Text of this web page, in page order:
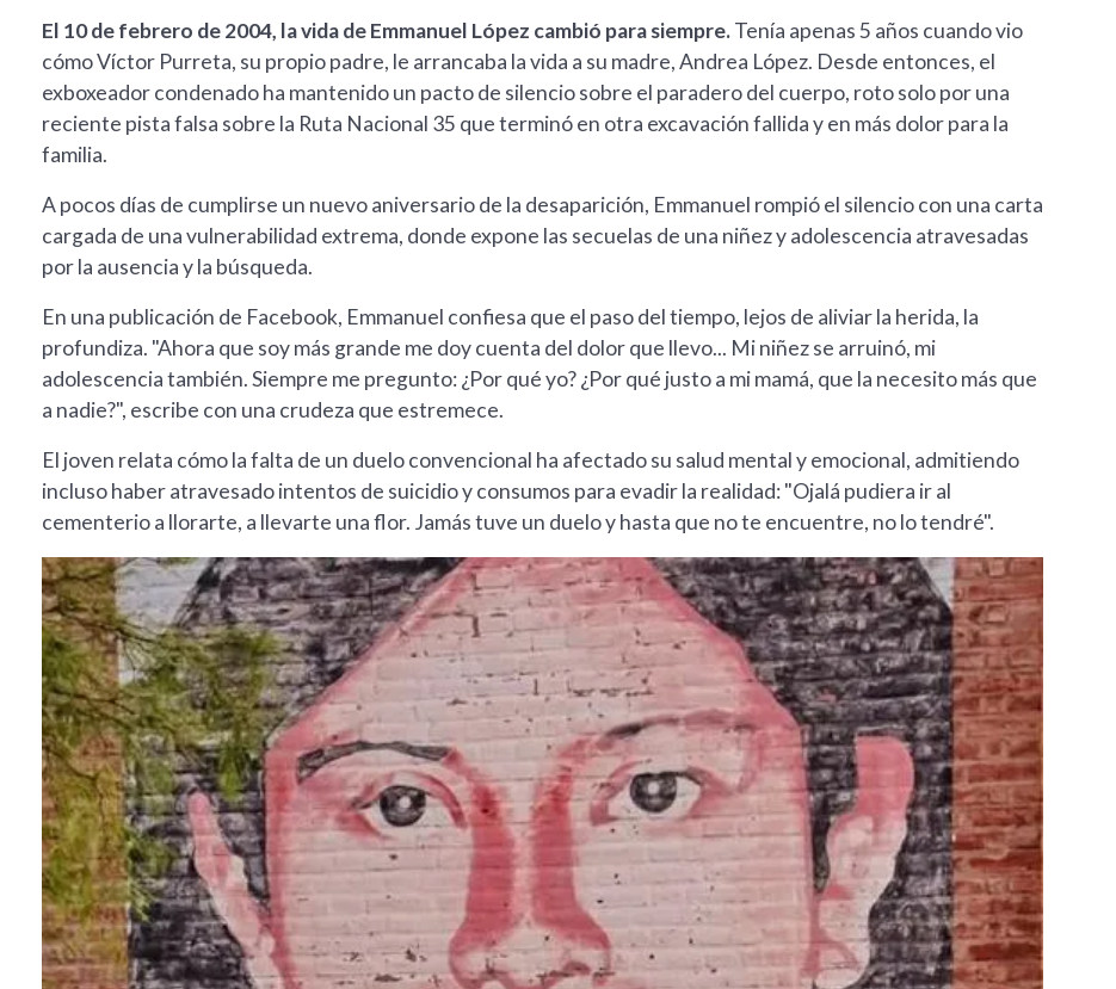
El 10 de febrero de 2004, la vida de Emmanuel López cambió para siempre.Tenía apenas 5 años cuando vio
cómo Víctor Purreta, su propio padre, le arrancaba la vida a su madre, Andrea López. Desde entonces, el
exboxeador condenado ha mantenido un pacto de silencio sobre el paradero del cuerpo, roto solo por una
reciente pista falsa sobre la Ruta Nacional 35 que terminó en otra excavación fallida y en más dolor para la
familia.
A pocos días de cumplirse un nuevo aniversario de la desaparición, Emmanuel rompió el silencio con una carta
cargada de una vulnerabilidad extrema, donde expone las secuelas de una niñez y adolescencia atravesadas
por la ausencia y la búsqueda.
En una publicación de Facebook, Emmanuel confiesa que el paso del tiempo, lejos de aliviar la herida, la
profundiza. "Ahora que soy más grande me doy cuenta del dolor que llevo... Mi niñez se arruinó, mi
adolescencia también. Siempre me pregunto: ¿Por qué yo? ¿Por qué justo a mi mamá, que la necesito más que
a nadie?", escribe con una crudeza que estremece.
El joven relata cómo la falta de un duelo convencional ha afectado su salud mental y emocional, admitiendo
incluso haber atravesado intentos de suicidio y consumos para evadir la realidad: "Ojalá pudiera ir al
cementerio a llorarte, a llevarte una flor. Jamás tuve un duelo y hasta que no te encuentre, no lo tendré".